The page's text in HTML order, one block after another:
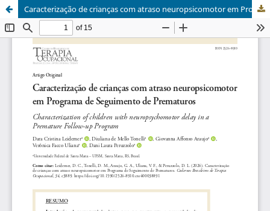
Caracterização de crianças com atraso neuropsicomotor em Programa de Seguimento de Prematuros